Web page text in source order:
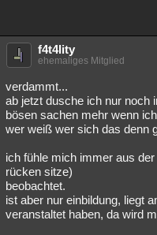
f4t4lity
ehemaliges Mitglied
verdammt...
ab jetzt dusche ich nur noch
bösen sachen mehr wenn
wer weiß wer sich das denn
ich fühle mich immer aus
rücken sitze)
beobachtet.
ist aber nur einbildung, liegt
veranstaltet haben, da wird